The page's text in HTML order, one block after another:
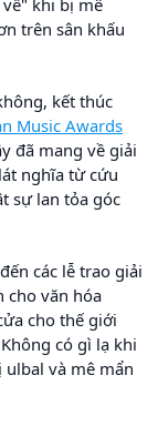
trên sân khấu
kết thúc
Music Awards
đã mang về giải
nghĩa từ cứu
sự lan tỏa góc
các lễ trao giải
cho văn hóa
cho thế giới
có gì lạ khi
và mê mẩn